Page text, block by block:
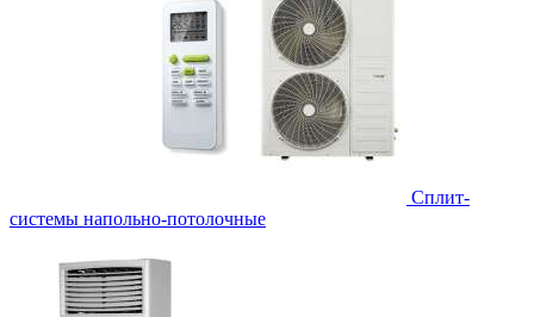
Сплит-
системы напольно-потолочные